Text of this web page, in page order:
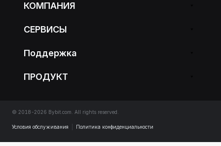
КОМПАНИЯ
СЕРВИСЫ
Поддержка
ПРОДУКТ
© 2018-2026 Bybit.com. All rights reserved.
Условия обслуживания Политика конфиденциальности